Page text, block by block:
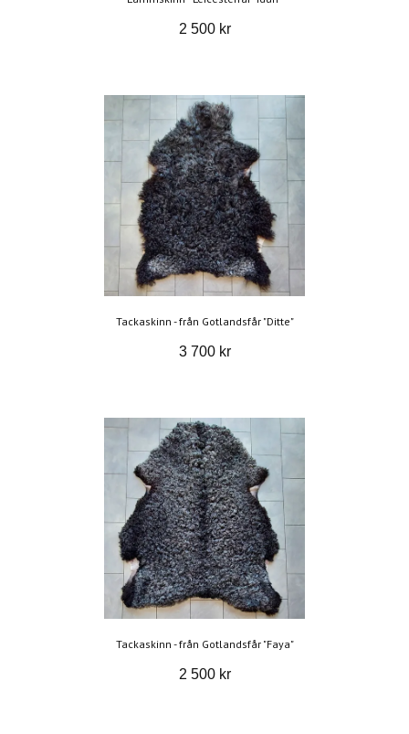
2 500 kr
Tackaskinn - från Gotlandsfår "Ditte"
3 700 kr
Tackaskinn - från Gotlandsfår "Faya"
2 500 kr